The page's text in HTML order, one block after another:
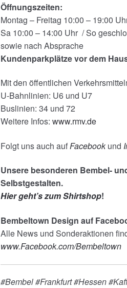
Öffnungszeiten:
Montag – Freitag 10:00 – 19:00
Sa 10:00 – 14:00 Uhr / So
sowie nach Absprache
Kundenparkplätze vor dem
Mit den öffentlichen
U-Bahnlinien: U6 und U7
Buslinien: 34 und 72
Weitere Infos:www.rmv.de
Folgt uns auch aufFacebookund
Unsere besonderen Bembel-
Selbstgestalten.
Hier geht’s zum Shirtshop!
Bembeltown Design auf
Alle News und Sonderaktionen
www.Facebook.com/Bembeltown
#Bembel #Frankfurt #Hessen